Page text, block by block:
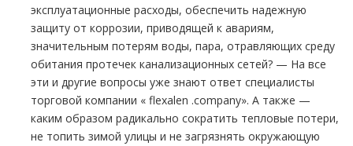
эксплуатационные расходы, обеспечить надежную
защиту от коррозии, приводящей к авариям,
значительным потерям воды, пара, отравляющих среду
обитания протечек канализационных сетей? — На все
эти и другие вопросы уже знают ответ специалисты
торговой компании « flехalеn .company». А также —
каким образом радикально сократить тепловые потери,
не топить зимой улицы и не загрязнять окружающую